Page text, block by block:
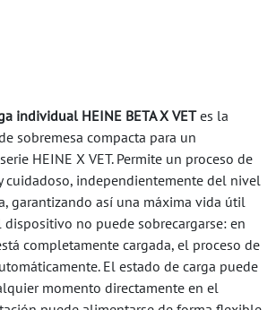
individual HEINE BETA X VETes la
sobremesa compacta para un
HEINE X VET. Permite un proceso de
cuidadoso, independientemente del nivel
garantizando así una máxima vida útil
no puede sobrecargarse: en
completamente cargada, el proceso de
El estado de carga puede
momento directamente en el